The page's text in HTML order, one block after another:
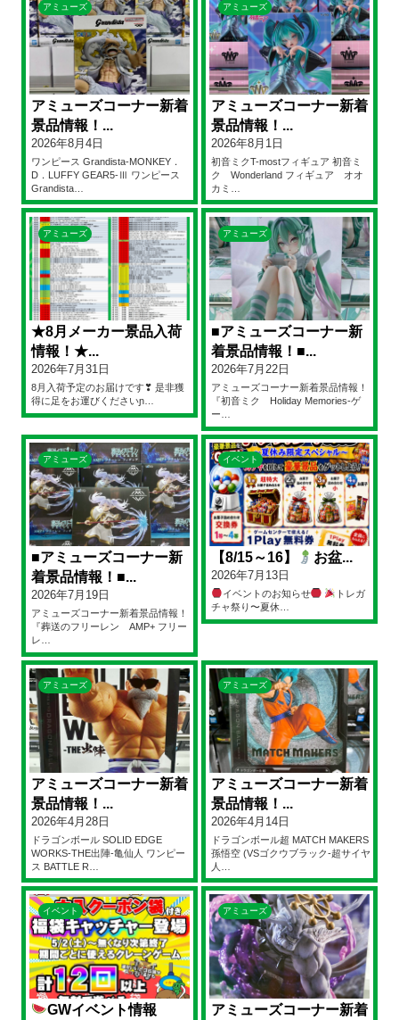
アミューズ
アミューズコーナー新着
景品情報！...
2026年8月4日
ワンピース Grandista-MONKEY．
D．LUFFY GEAR5-Ⅲ ワンピース
Grandista…
アミューズ
アミューズコーナー新着
景品情報！...
2026年8月1日
初音ミクT-mostフィギュア 初音ミ
ク Wonderland フィギュア オオ
カミ…
アミューズ
★8月メーカー景品入荷
情報！★...
2026年7月31日
8月入荷予定のお届けです❣ 是非獲
得に足をお運びくださいɲ…
アミューズ
■アミューズコーナー新
着景品情報！■...
2026年7月22日
アミューズコーナー新着景品情報！
『初音ミク Holiday Memories-ゲ
ー…
アミューズ
■アミューズコーナー新
着景品情報！■...
2026年7月19日
アミューズコーナー新着景品情報！
『葬送のフリーレン AMP+ フリー
レ…
イベント
【8/15～16】 お盆...
2026年7月13日
イベントのお知らせ
トレガ
チャ祭り〜夏休…
アミューズ
アミューズコーナー新着
景品情報！...
2026年4月28日
ドラゴンボール SOLID EDGE
WORKS-THE出陣-亀仙人 ワンピー
ス BATTLE R…
アミューズ
アミューズコーナー新着
景品情報！...
2026年4月14日
ドラゴンボール超 MATCH MAKERS
孫悟空 (VSゴクウブラック-超サイヤ
人…
イベント
GWイベント情報
アミューズ
アミューズコーナー新着